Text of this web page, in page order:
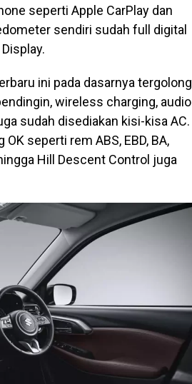
seperti Apple CarPlay dan
sendiri sudah full digital
ini pada dasarnya tergolong
wireless charging, audio
sudah disediakan kisi-kisa AC.
seperti rem ABS, EBD, BA,
Hill Descent Control juga